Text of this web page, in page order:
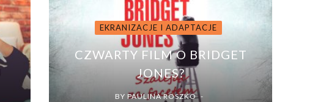
EKRANIZACJE I ADAPTACJE
CZWARTY FILM O BRIDGET
JONES?
BY PAULINA ROSZKO